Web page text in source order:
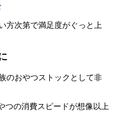
方次第で満足度がぐっと上
のおやつストックとして非
つの消費スピードが想像以上